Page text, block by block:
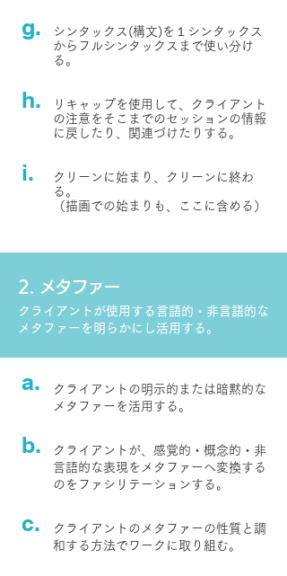
g.
シンタックス(構文)を１シンタックス
からフルシンタックスまで使い分け
る。
h.
リキャップを使用して、クライアント
の注意をそこまでのセッションの情報
に戻したり、関連づけたりする。
i.
クリーンに始まり、クリーンに終わ
る。
（描画での始まりも、ここに含める）
2. メタファー
クライアントが使用する言語的・非言語的な
メタファーを明らかにし活用する。
a.
クライアントの明示的または暗黙的な
メタファーを活用する。
b.
クライアントが、感覚的・概念的・非
言語的な表現をメタファーへ変換する
のをファシリテーションする。
c.
クライアントのメタファーの性質と調
和する方法でワークに取り組む。